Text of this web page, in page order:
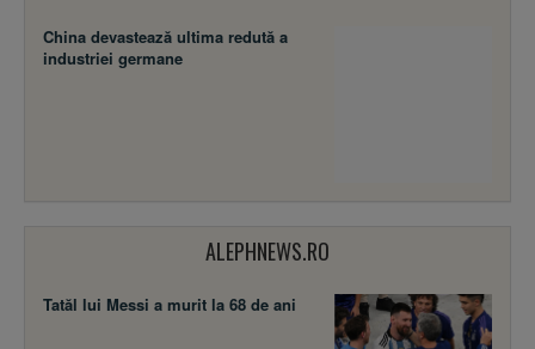
China devastează ultima redută a
industriei germane
ALEPHNEWS.RO
Tatăl lui Messi a murit la 68 de ani